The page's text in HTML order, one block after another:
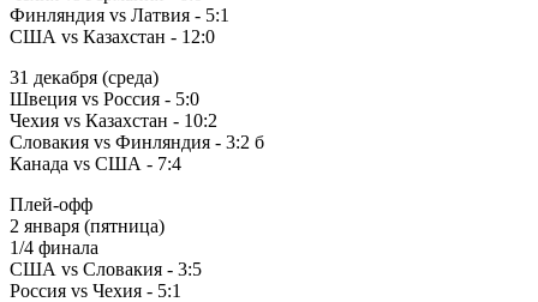
Финляндия vs Латвия - 5:1
США vs Казахстан - 12:0
31 декабря (среда)
Швеция vs Россия - 5:0
Чехия vs Казахстан - 10:2
Словакия vs Финляндия - 3:2 б
Канада vs США - 7:4
Плей-офф
2 января (пятница)
1/4 финала
США vs Словакия - 3:5
Россия vs Чехия - 5:1